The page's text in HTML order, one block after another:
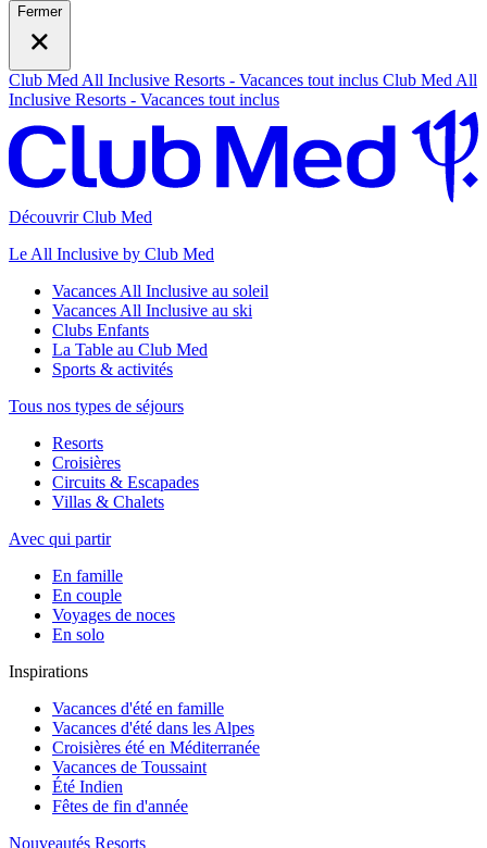
Fermer
Club Med All Inclusive Resorts - Vacances tout inclus Club Med All
Inclusive Resorts - Vacances tout inclus
Découvrir Club Med
Le All Inclusive by Club Med
Vacances All Inclusive au soleil
Vacances All Inclusive au ski
Clubs Enfants
La Table au Club Med
Sports & activités
Tous nos types de séjours
Resorts
Croisières
Circuits & Escapades
Villas & Chalets
Avec qui partir
En famille
En couple
Voyages de noces
En solo
Inspirations
Vacances d'été en famille
Vacances d'été dans les Alpes
Croisières été en Méditerranée
Vacances de Toussaint
Été Indien
Fêtes de fin d'année
Nouveautés Resorts